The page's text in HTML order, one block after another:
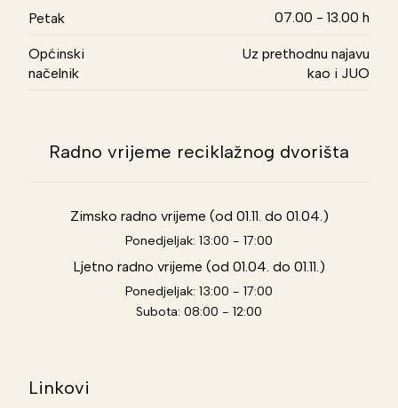
Petak 07.00 - 13.00 h
Općinski
načelnik
Uz prethodnu najavu
kao i JUO
Radno vrijeme reciklažnog dvorišta
Zimsko radno vrijeme (od 01.11. do 01.04.)
Ponedjeljak: 13:00 - 17:00
Ljetno radno vrijeme (od 01.04. do 01.11.)
Ponedjeljak: 13:00 - 17:00
Subota: 08:00 - 12:00
Linkovi